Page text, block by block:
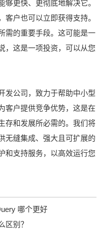
够更快、更彻底地解决它。
户也可以立即获得支持。
需的重要手段。这可能是一
，这是一项投资，可以从您
发公司，致力于帮助中小型
客户提供竞争优势，这是在
存和发展所必需的。我们将
无缝集成、强大且可扩展的
和支持服务，以高效运行您
哪个更好
区别？